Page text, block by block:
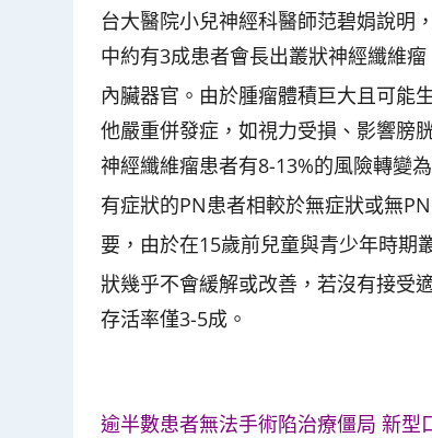
台大醫院小兒神經科醫師范碧娟說明
中約有3成患者會長出叢狀神經纖維瘤
內臟器官。由於腫瘤體積巨大且可能
他嚴重併發症，如視力受損、影響膀
神經纖維瘤患者有8-13%的風險轉變
有症狀的PN患者相較於無症狀或無
要，由於在15歲前兒童與青少年時期
狀幾乎不會緩解或改善，若沒有接受
存活率僅3-5成。
逾半數患者無法手術陷治療僵局 新型